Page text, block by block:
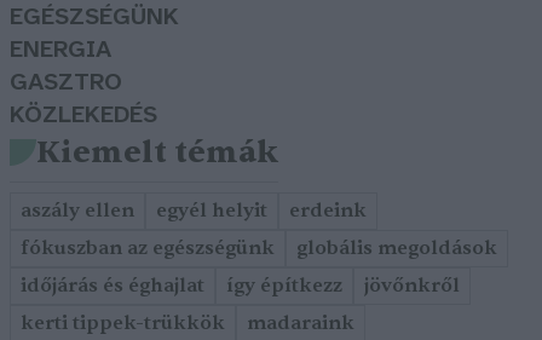
EGÉSZSÉGÜNK
ENERGIA
GASZTRO
KÖZLEKEDÉS
Kiemelt témák
aszály ellen egyél helyit
erdeink
fókuszban az egészségünk
globális megoldások
időjárás és éghajlat
így építkezz
jövőnkről
kerti tippek-trükkök
madaraink